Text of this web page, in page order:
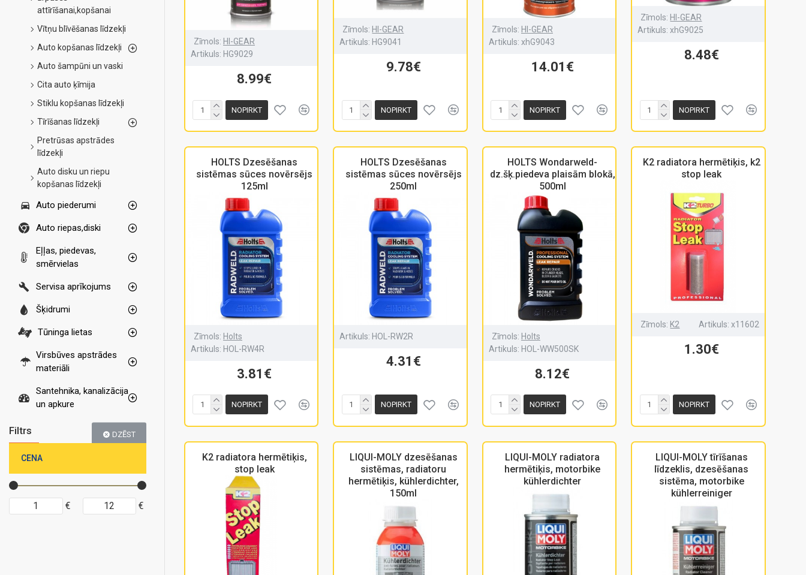
attīrīšanai,kopšanai
Vītņu blīvēšanas līdzekļi
Auto kopšanas līdzekļi
Auto šampūni un vaski
Cita auto ķīmija
Stiklu kopšanas līdzekļi
Tīrīšanas līdzekļi
Pretrūsas apstrādes
līdzekļi
Auto disku un riepu
kopšanas līdzekļi
Auto piederumi
Auto riepas,diski
Eļļas, piedevas,
smērvielas
Servisa aprīkojums
Šķidrumi
Tūninga lietas
Virsbūves apstrādes
materiāli
Santehnika, kanalizācija
un apkure
Filtrs DZĒST
CENA
€ €
Zīmols: HI-GEAR
Artikuls: HG9029
8.99€
NOPIRKT
Zīmols: HI-GEAR
Artikuls: HG9041
9.78€
NOPIRKT
Zīmols: HI-GEAR
Artikuls: xhG9043
14.01€
NOPIRKT
Zīmols: HI-GEAR
Artikuls: xhG9025
8.48€
NOPIRKT
HOLTS Dzesēšanas
sistēmas sūces novērsējs
125ml
Zīmols: Holts
Artikuls: HOL-RW4R
3.81€
NOPIRKT
HOLTS Dzesēšanas
sistēmas sūces novērsējs
250ml
Artikuls: HOL-RW2R
4.31€
NOPIRKT
HOLTS Wondarweld-
dz.šķ.piedeva plaisām blokā,
500ml
Zīmols: Holts
Artikuls: HOL-WW500SK
8.12€
NOPIRKT
K2 radiatora hermētiķis, k2
stop leak
Zīmols: K2 Artikuls: x11602
1.30€
NOPIRKT
K2 radiatora hermētiķis,
stop leak
LIQUI-MOLY dzesēšanas
sistēmas, radiatoru
hermētiķis, kühlerdichter,
150ml
LIQUI-MOLY radiatora
hermētiķis, motorbike
kühlerdichter
LIQUI-MOLY tīrīšanas
līdzeklis, dzesēšanas
sistēma, motorbike
kühlerreiniger